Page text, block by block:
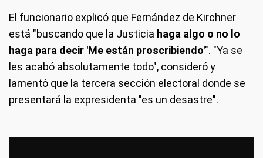
El funcionario explicó que Fernández de Kirchner
está "buscando que la Justicia haga algo o no lo
haga para decir 'Me están proscribiendo'". "Ya se
les acabó absolutamente todo", consideró y
lamentó que la tercera sección electoral donde se
presentará la expresidenta "es un desastre".